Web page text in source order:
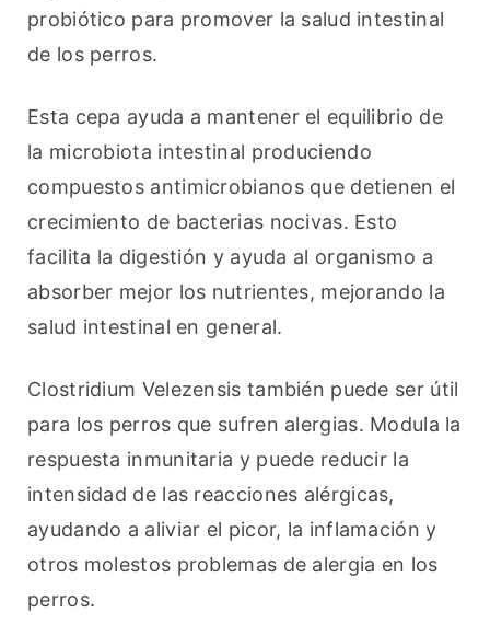
probiótico para promover la salud intestinal
de los perros.
Esta cepa ayuda a mantener el equilibrio de
la microbiota intestinal produciendo
compuestos antimicrobianos que detienen el
crecimiento de bacterias nocivas. Esto
facilita la digestión y ayuda al organismo a
absorber mejor los nutrientes, mejorando la
salud intestinal en general.
Clostridium Velezensis también puede ser útil
para los perros que sufren alergias. Modula la
respuesta inmunitaria y puede reducir la
intensidad de las reacciones alérgicas,
ayudando a aliviar el picor, la inflamación y
otros molestos problemas de alergia en los
perros.